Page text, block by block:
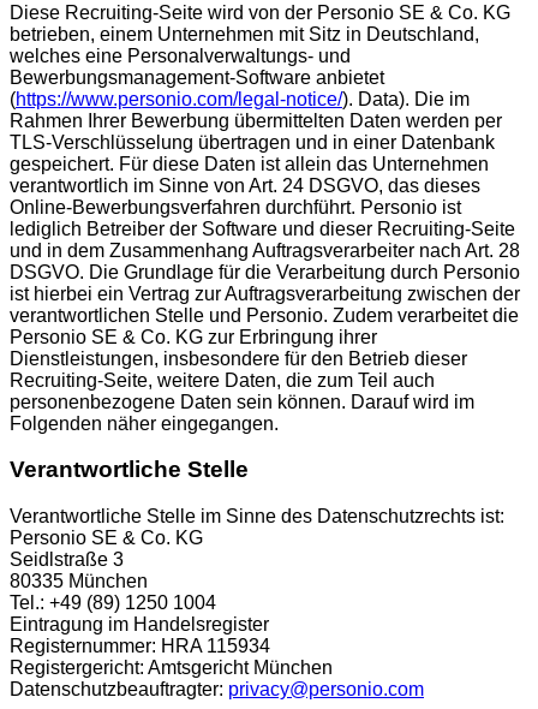
Diese Recruiting-Seite wird von der Personio SE & Co. KG
betrieben, einem Unternehmen mit Sitz in Deutschland,
welches eine Personalverwaltungs- und
Bewerbungsmanagement-Software anbietet
(https://www.personio.com/legal-notice/). Data). Die im
Rahmen Ihrer Bewerbung übermittelten Daten werden per
TLS-Verschlüsselung übertragen und in einer Datenbank
gespeichert. Für diese Daten ist allein das Unternehmen
verantwortlich im Sinne von Art. 24 DSGVO, das dieses
Online-Bewerbungsverfahren durchführt. Personio ist
lediglich Betreiber der Software und dieser Recruiting-Seite
und in dem Zusammenhang Auftragsverarbeiter nach Art. 28
DSGVO. Die Grundlage für die Verarbeitung durch Personio
ist hierbei ein Vertrag zur Auftragsverarbeitung zwischen der
verantwortlichen Stelle und Personio. Zudem verarbeitet die
Personio SE & Co. KG zur Erbringung ihrer
Dienstleistungen, insbesondere für den Betrieb dieser
Recruiting-Seite, weitere Daten, die zum Teil auch
personenbezogene Daten sein können. Darauf wird im
Folgenden näher eingegangen.
Verantwortliche Stelle
Verantwortliche Stelle im Sinne des Datenschutzrechts ist:
Personio SE & Co. KG
Seidlstraße 3
80335 München
Tel.: +49 (89) 1250 1004
Eintragung im Handelsregister
Registernummer: HRA 115934
Registergericht: Amtsgericht München
Datenschutzbeauftragter: privacy@personio.com